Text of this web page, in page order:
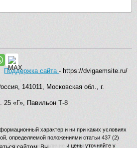
Поддержка сайта- https://dvigaemsite.ru/
141011, Московская обл., г.
25 «Г», Павильон Т-8
характер и ни при каких условиях
определяемой положениями статьи 437 (2)
Федерации. Наличие и цены уточняйте у